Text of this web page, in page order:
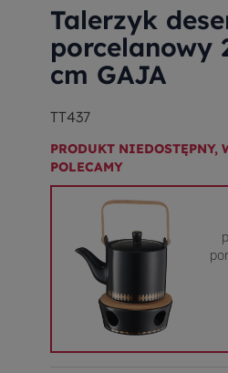
Talerzyk
porcelanowy
cm GAJA
TT437
PRODUKT NIEDOSTĘPNY,
POLECAMY